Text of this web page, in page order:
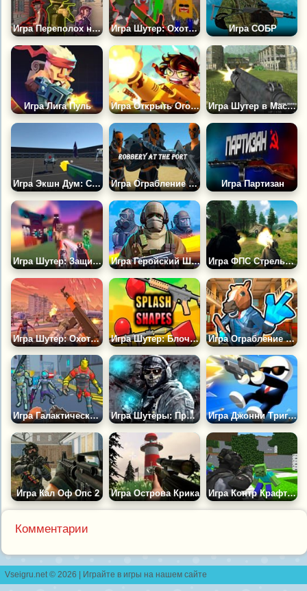
Игра Переполох на Диком Западе Игра Шутер: Охотник На Мемы 3Д Игра СОБР
Игра Лига Пуль Игра Открыть Огонь Игра Шутер в Масках 3Д
Игра Экшн Дум: Спаси Человечество Игра Ограбление в Порту Игра Партизан
Игра Шутер: Защищай Деревню от Монстров Игра Геройский Шутер Игра ФПС Стрельба на Выживание
Игра Шутер: Охотник на Зомби 3Д Игра Шутер: Блочная Атака Игра Ограбление Банка 2
Игра Галактический Шутер: Уничтожь Цивилизацию Игра Шутеры: Призыв к Действию Игра Джонни Триггер
Игра Кал Оф Опс 2 Игра Острова Крика Игра Контр Крафт Зомби
Комментарии
Vseigru.net © 2026 | Играйте в игры на нашем сайте